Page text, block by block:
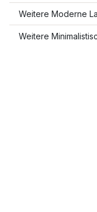
Weitere Moderne
Weitere